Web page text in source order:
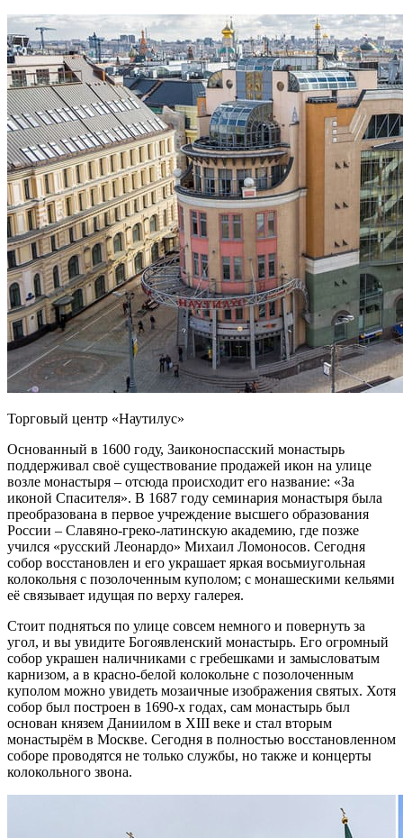
Торговый центр «Наутилус»
Основанный в 1600 году, Заиконоспасский монастырь
поддерживал своё существование продажей икон на улице
возле монастыря – отсюда происходит его название: «За
иконой Спасителя». В 1687 году семинария монастыря была
преобразована в первое учреждение высшего образования
России – Славяно-греко-латинскую академию, где позже
учился «русский Леонардо» Михаил Ломоносов. Сегодня
собор восстановлен и его украшает яркая восьмиугольная
колокольня с позолоченным куполом; с монашескими кельями
её связывает идущая по верху галерея.
Стоит подняться по улице совсем немного и повернуть за
угол, и вы увидите Богоявленский монастырь. Его огромный
собор украшен наличниками с гребешками и замысловатым
карнизом, а в красно-белой колокольне с позолоченным
куполом можно увидеть мозаичные изображения святых. Хотя
собор был построен в 1690-х годах, сам монастырь был
основан князем Даниилом в XIII веке и стал вторым
монастырём в Москве. Сегодня в полностью восстановленном
соборе проводятся не только службы, но также и концерты
колокольного звона.